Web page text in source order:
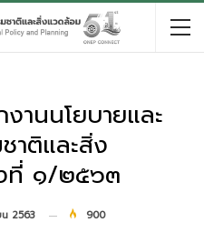
านนโยบายและ
าติและสิ่ง
ที่ ๑/๒๕๖๓
2563 900